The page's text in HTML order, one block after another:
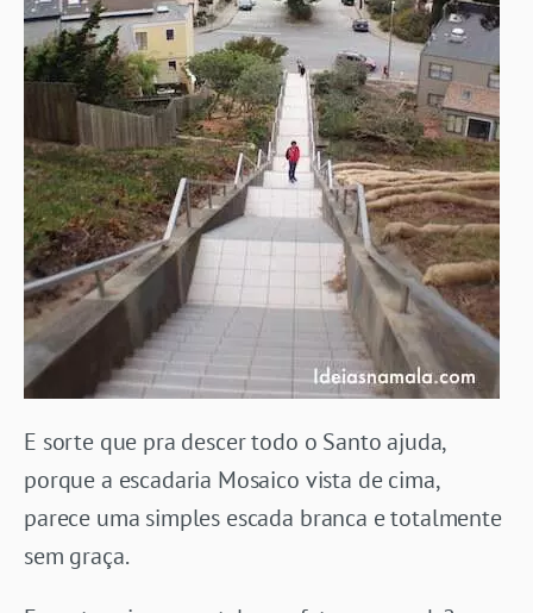
E sorte que pra descer todo o Santo ajuda,
porque a escadaria Mosaico vista de cima,
parece uma simples escada branca e totalmente
sem graça.